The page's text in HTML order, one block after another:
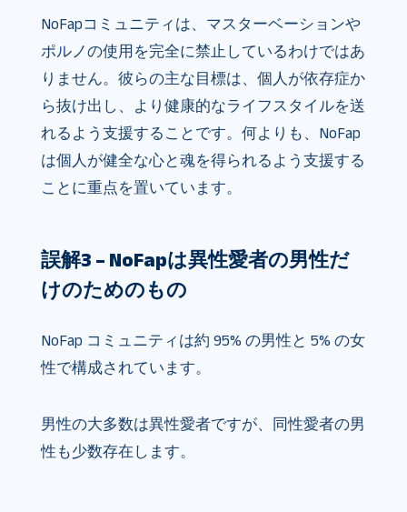
NoFapコミュニティは、マスターベーションや
ポルノの使用を完全に禁止しているわけではあ
りません。彼らの主な目標は、個人が依存症か
ら抜け出し、より健康的なライフスタイルを送
れるよう支援することです。何よりも、NoFap
は個人が健全な心と魂を得られるよう支援する
ことに重点を置いています。
誤解3 – NoFapは異性愛者の男性だ
けのためのもの
NoFap コミュニティは約 95% の男性と 5% の女
性で構成されています。
男性の大多数は異性愛者ですが、同性愛者の男
性も少数存在します。